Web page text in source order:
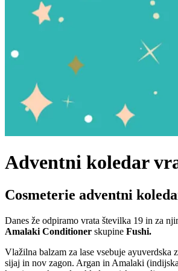
Adventni koledar
Cosmeterie adventni
Danes že odpiramo vrata številka 19 in za
Amalaki Conditioner skupine Fushi.
Vlažilna balzam za lase vsebuje ayuverdska
sijaj in nov zagon. Argan in Amalaki